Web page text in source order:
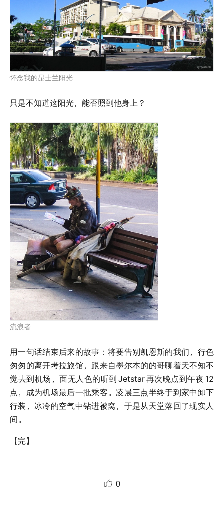
怀念我的昆士兰阳光
只是不知道这阳光，能否照到他身上？
流浪者
用一句话结束后来的故事：将要告别凯恩斯的我们，行色
匆匆的离开考拉旅馆，跟来自墨尔本的的哥聊着天不知不
觉去到机场，面无人色的听到 Jetstar再次晚点到午夜 12
点，成为机场最后一批乘客。凌晨三点半终于到家中卸下
行装，冰冷的空气中钻进被窝，于是从天堂落回了现实人
间。
【完】
0